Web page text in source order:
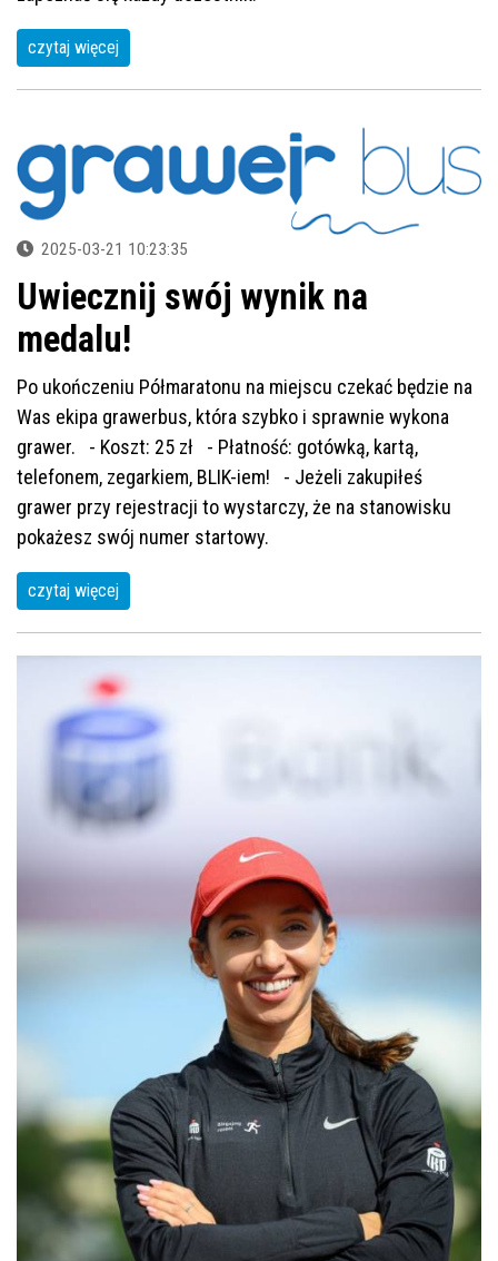
czytaj więcej
2025-03-21 10:23:35
Uwiecznij swój wynik na
medalu!
Po ukończeniu Półmaratonu na miejscu czekać będzie na
Was ekipa grawerbus, która szybko i sprawnie wykona
grawer. - Koszt: 25 zł - Płatność: gotówką, kartą,
telefonem, zegarkiem, BLIK-iem! - Jeżeli zakupiłeś
grawer przy rejestracji to wystarczy, że na stanowisku
pokażesz swój numer startowy.
czytaj więcej